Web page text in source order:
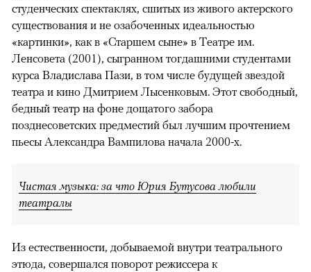
студенческих спектаклях, сшитых из живого актерского
существования и не озабоченных идеальностью
«картинки», как в «Старшем сыне» в Театре им.
Ленсовета (2001), сыгранном тогдашними студентами
курса Владислава Пази, в том числе будущей звездой
театра и кино Дмитрием Лысенковым. Этот свободный,
бедный театр на фоне дощатого забора
позднесоветских предместий был лучшим прочтением
пьесы Александра Вампилова начала 2000-х.
Чистая музыка: за что Юрия Бутусова любили
театралы
Из естественности, добываемой внутри театрального
этюда, совершался поворот режиссера к